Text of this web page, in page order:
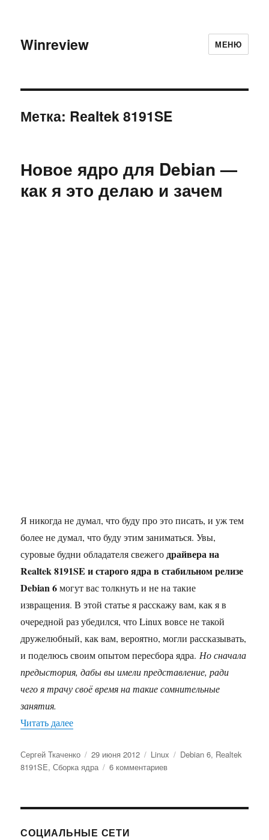
Winreview МЕНЮ
Метка: Rеaltek 8191SE
Новое ядро для Debian —
как я это делаю и зачем
Я никогда не думал, что буду про это писать, и уж тем
более не думал, что буду этим заниматься. Увы,
суровые будни обладателя свежего драйвера на
Realtek 8191SE и старого ядра в стабильном релизе
Debian 6могут вас толкнуть и не на такие
извращения. В этой статье я расскажу вам, как я в
очередной раз убедился, что Linux вовсе не такой
дружелюбный, как вам, вероятно, могли рассказывать,
и поделюсь своим опытом пересбора ядра. Но сначала
предыстория, дабы вы имели представление, ради
чего я трачу своё время на такие сомнительные
занятия.
Читать далее«Новое ядро для Debian — как я это делаю и
Автор
Сергей Ткаченко Опубликовано
29 июня 2012 Рубрики
Linux Метки
Debian 6, Rеaltek
8191SE,Сборка ядра 6 комментариевк
ядро
СОЦИАЛЬНЫЕ СЕТИ